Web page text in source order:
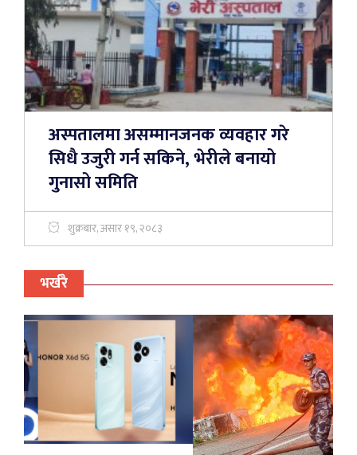
अस्पतालमा असम्मानजनक व्यवहार गरे
सिधै उजुरी गर्न सकिने, भेरीले बनायो
गुनासो समिति
शुक्रबार, असार १९, २०८३
भर्खरै